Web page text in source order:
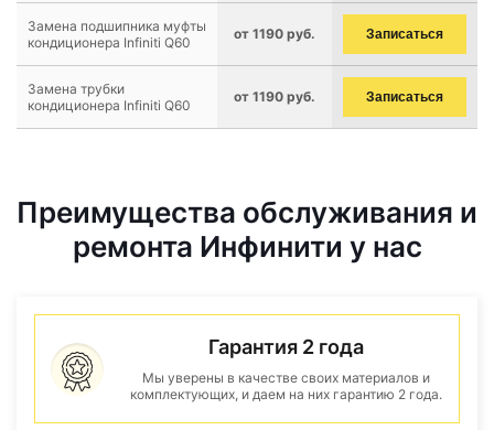
Замена подшипника муфты
кондиционера Infiniti Q60
от 1190 руб. Записаться
Замена трубки
кондиционера Infiniti Q60
от 1190 руб. Записаться
Преимущества обслуживания и
ремонта Инфинити у нас
Гарантия 2 года
Мы уверены в качестве своих материалов и
комплектующих, и даем на них гарантию 2 года.